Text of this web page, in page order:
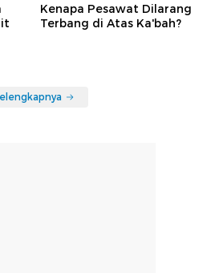
Kenapa Pesawat Dilarang
Terbang di Atas Ka'bah?